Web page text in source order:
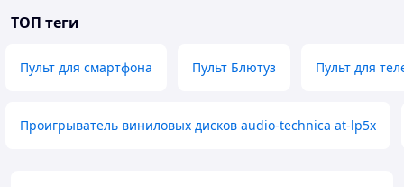
ТОП теги
Пульт для смартфона Пульт Блютуз Пульт для
Проигрыватель виниловых дисков audio-technica at-lp5x